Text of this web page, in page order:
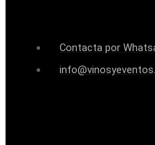
Contacta por